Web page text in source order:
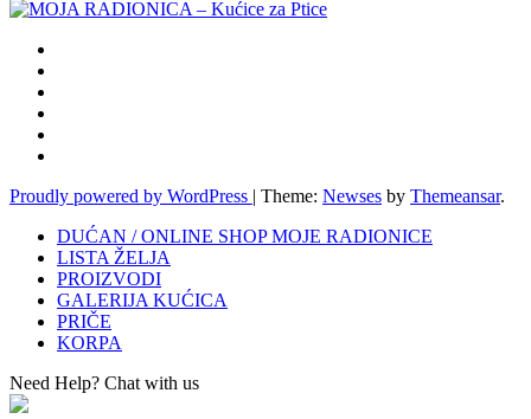
Proudly powered by WordPress | Theme: Newses by Themeansar.
DUĆAN / ONLINE SHOP MOJE RADIONICE
LISTA ŽELJA
PROIZVODI
GALERIJA KUĆICA
PRIČE
KORPA
Need Help? Chat with us